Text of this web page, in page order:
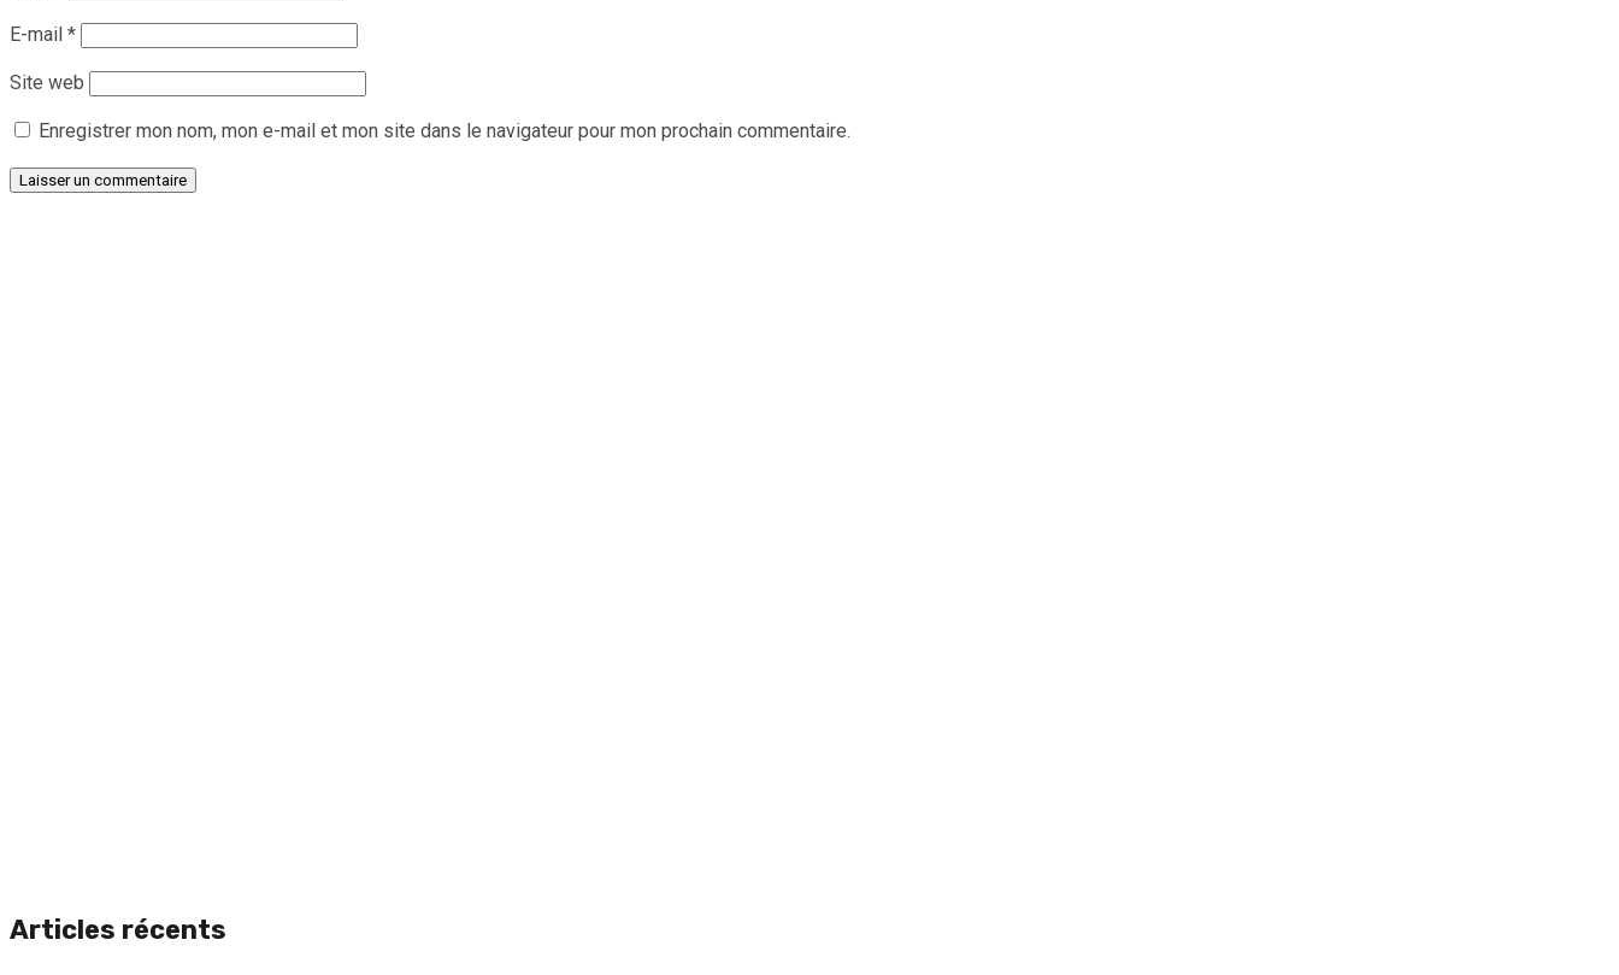
E-mail *
Site web
Enregistrer mon nom, mon e-mail et mon site dans le navigateur pour mon prochain commentaire.
Articles récents